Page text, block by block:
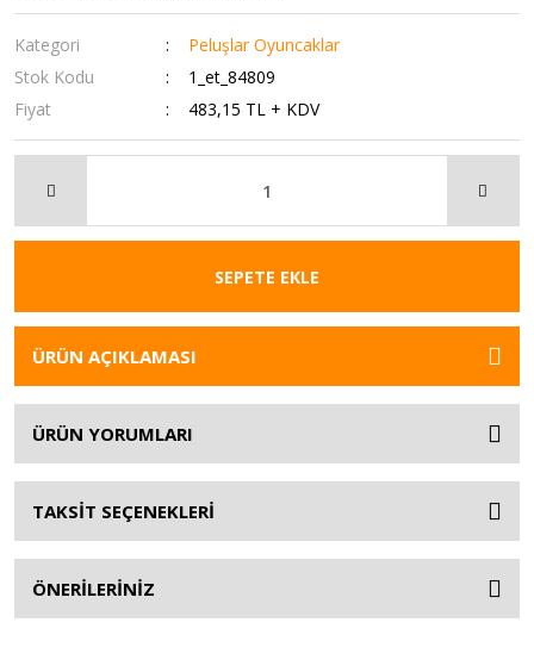
Kategori
Peluşlar Oyuncaklar
Stok Kodu
1_et_84809
Fiyat
483,15 TL + KDV
SEPETE EKLE
ÜRÜN AÇIKLAMASI
ÜRÜN YORUMLARI
TAKSİT SEÇENEKLERİ
ÖNERİLERİNİZ